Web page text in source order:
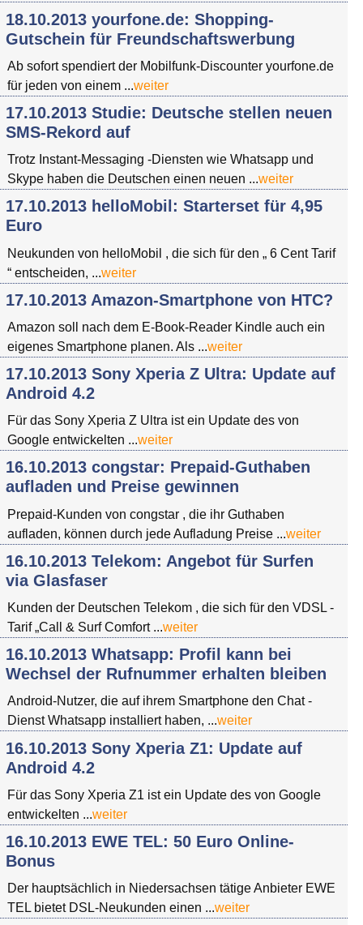
18.10.2013 yourfone.de: Shopping-
Gutschein für Freundschaftswerbung
Ab sofort spendiert der Mobilfunk-Discounter yourfone.de
für jeden von einem ...weiter
17.10.2013 Studie: Deutsche stellen neuen
SMS-Rekord auf
Trotz Instant-Messaging -Diensten wie Whatsapp und
Skype haben die Deutschen einen neuen ...weiter
17.10.2013 helloMobil: Starterset für 4,95
Euro
Neukunden von helloMobil , die sich für den „ 6 Cent Tarif
“ entscheiden, ...weiter
17.10.2013 Amazon-Smartphone von HTC?
Amazon soll nach dem E-Book-Reader Kindle auch ein
eigenes Smartphone planen. Als ...weiter
17.10.2013 Sony Xperia Z Ultra: Update auf
Android 4.2
Für das Sony Xperia Z Ultra ist ein Update des von
Google entwickelten ...weiter
16.10.2013 congstar: Prepaid-Guthaben
aufladen und Preise gewinnen
Prepaid-Kunden von congstar , die ihr Guthaben
aufladen, können durch jede Aufladung Preise ...weiter
16.10.2013 Telekom: Angebot für Surfen
via Glasfaser
Kunden der Deutschen Telekom , die sich für den VDSL -
Tarif „Call & Surf Comfort ...weiter
16.10.2013 Whatsapp: Profil kann bei
Wechsel der Rufnummer erhalten bleiben
Android-Nutzer, die auf ihrem Smartphone den Chat -
Dienst Whatsapp installiert haben, ...weiter
16.10.2013 Sony Xperia Z1: Update auf
Android 4.2
Für das Sony Xperia Z1 ist ein Update des von Google
entwickelten ...weiter
16.10.2013 EWE TEL: 50 Euro Online-
Bonus
Der hauptsächlich in Niedersachsen tätige Anbieter EWE
TEL bietet DSL-Neukunden einen ...weiter